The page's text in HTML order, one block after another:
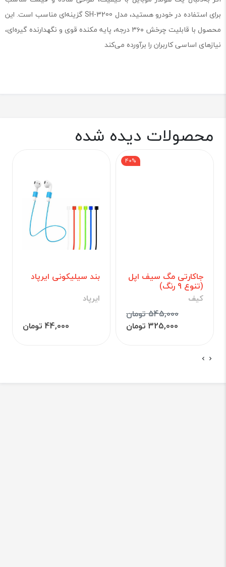
برای استفاده در خودرو هستید، مدل SH-3200 گزینه‌ای مناسب است. این
محصول با قابلیت چرخش ۳۶۰ درجه، پایه مکنده قوی و نگهدارنده گیره‌ای،
نیازهای اساسی کاربران را برآورده می‌کند
محصولات دیده شده
جاکارتی مگ سیف اپل
(تنوع 9 رنگ)
کیف
545,000 تومان
40%
325,000 تومان
بند سیلیکونی ایرپاد
ایرپاد
44,000 تومان